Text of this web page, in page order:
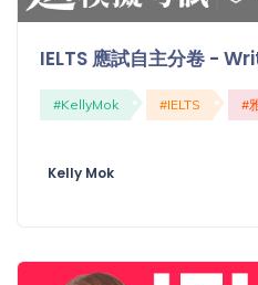
IELTS 應試自主分卷 -
#KellyMok #IELTS #
Kelly Mok